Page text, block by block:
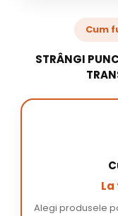
Cum
STRÂNGI
Alegi produsele